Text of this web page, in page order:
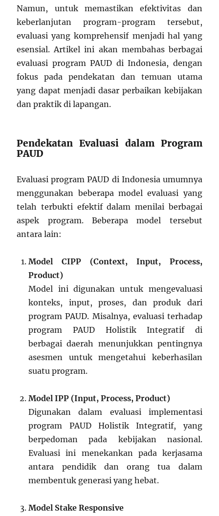
Namun, untuk memastikan efektivitas dan
keberlanjutan program-program tersebut,
evaluasi yang komprehensif menjadi hal yang
esensial. Artikel ini akan membahas berbagai
evaluasi program PAUD di Indonesia, dengan
fokus pada pendekatan dan temuan utama
yang dapat menjadi dasar perbaikan kebijakan
dan praktik di lapangan.
Pendekatan Evaluasi dalam Program
PAUD
Evaluasi program PAUD di Indonesia umumnya
menggunakan beberapa model evaluasi yang
telah terbukti efektif dalam menilai berbagai
aspek program. Beberapa model tersebut
antara lain:
Model CIPP (Context, Input, Process,
Product)
Model ini digunakan untuk mengevaluasi
konteks, input, proses, dan produk dari
program PAUD. Misalnya, evaluasi terhadap
program PAUD Holistik Integratif di
berbagai daerah menunjukkan pentingnya
asesmen untuk mengetahui keberhasilan
suatu program.
Model IPP (Input, Process, Product)
Digunakan dalam evaluasi implementasi
program PAUD Holistik Integratif, yang
berpedoman pada kebijakan nasional.
Evaluasi ini menekankan pada kerjasama
antara pendidik dan orang tua dalam
membentuk generasi yang hebat.
Model Stake Responsive